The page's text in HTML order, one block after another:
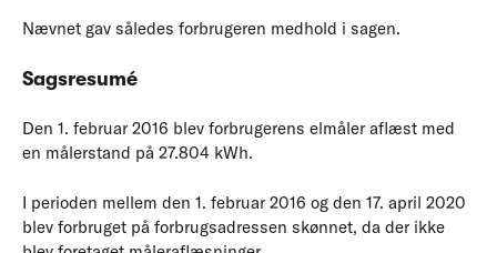
Nævnet gav således forbrugeren medhold i sagen.
Sagsresumé
Den 1. februar 2016 blev forbrugerens elmåler aflæst med
en målerstand på 27.804 kWh.
I perioden mellem den 1. februar 2016 og den 17. april 2020
blev forbruget på forbrugsadressen skønnet, da der ikke